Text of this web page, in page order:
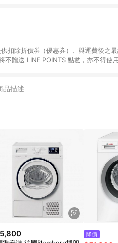
不贈送 LINE POINTS 點數，亦不得使
位、贈品與台灣樂天市場銷售網頁不符，
市場保有更改條款與法律追訴之權利，
品描述
降價